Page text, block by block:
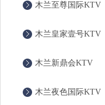
木兰至尊国际KTV
木兰皇家壹号KTV
木兰新鼎会KTV
木兰夜色国际KTV